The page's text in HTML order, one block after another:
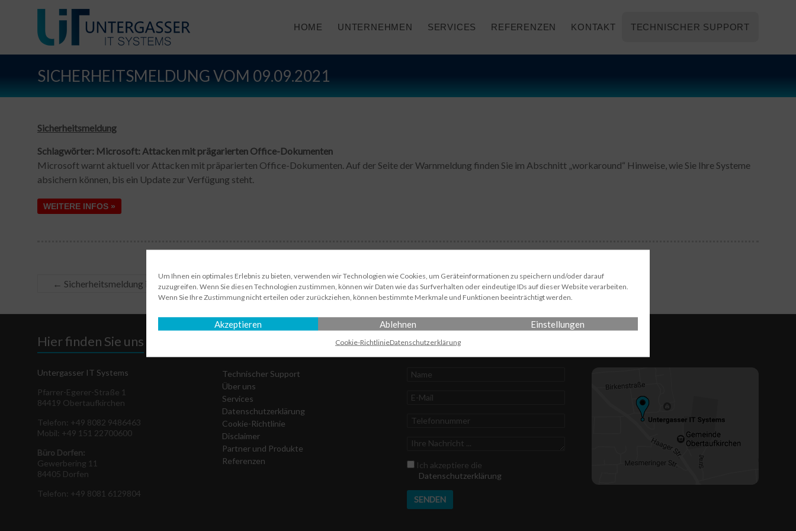
Um Ihnen ein optimales Erlebnis zu bieten, verwenden wir Technologien wie Cookies, um Geräteinformationen zu speichern und/oder darauf
zuzugreifen. Wenn Sie diesen Technologien zustimmen, können wir Daten wie das Surfverhalten oder eindeutige IDs auf dieser Website verarbeiten.
Wenn Sie Ihre Zustimmung nicht erteilen oder zurückziehen, können bestimmte Merkmale und Funktionen beeinträchtigt werden.
Akzeptieren Ablehnen Einstellungen
Cookie-RichtlinieDatenschutz­erklärung
HOME UNTERNEHMEN SERVICES REFERENZEN KONTAKT TECHNISCHER SUPPORT
SICHERHEITSMELDUNG VOM 09.09.2021
Sicherheitsmeldung
Schlagwörter: Microsoft: Attacken mit prägarierten Office-Dokumenten
Microsoft warnt aktuell vor Attacken mit präparierten Office-Dokumenten. Auf der Seite der Warnmeldung finden Sie im Abschnitt „workaround“ Hinweise, wie Sie Ihre Systeme
absichern können, bis ein Update zur Verfügung steht.
WEITERE INFOS »
← Sicherheitsmeldung inkl. Update vom 03.09.2021
Hier finden Sie uns
Untergasser IT Systems
Pfarrer-Egerer-Straße 1
84419 Obertaufkirchen
Telefon: +49 8082 9486463
Mobil: +49 151 22700600
Büro Dorfen:
Gewerbering 11
84405 Dorfen
Telefon: +49 8081 6129804
Technischer Support
Über uns
Services
Datenschutz­erklärung
Cookie-Richtlinie
Disclaimer
Partner und Produkte
Referenzen
Schnelle Nachricht
Name
E-
Telefonnummer
Ihre
Datenschutz
Ich akzeptiere die
Datenschutzerklärung